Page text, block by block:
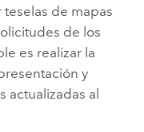
de mapas
de los
es realizar la
y
actualizadas al